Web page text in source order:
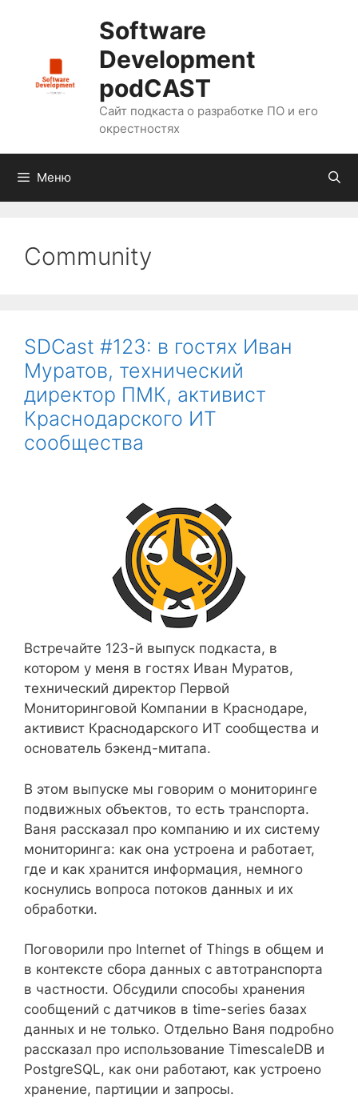
Software
Development
podCAST
Сайт подкаста о разработке ПО и его
окрестностях
Меню
Community
SDCast #123: в гостях Иван
Муратов, технический
директор ПМК, активист
Краснодарского ИТ
сообщества
Встречайте 123-й выпуск подкаста, в
котором у меня в гостях Иван Муратов,
технический директор Первой
Мониторинговой Компании в Краснодаре,
активист Краснодарского ИТ сообщества и
основатель бэкенд-митапа.
В этом выпуске мы говорим о мониторинге
подвижных объектов, то есть транспорта.
Ваня рассказал про компанию и их систему
мониторинга: как она устроена и работает,
где и как хранится информация, немного
коснулись вопроса потоков данных и их
обработки.
Поговорили про Internet of Things в общем и
в контексте сбора данных с автотранспорта
в частности. Обсудили способы хранения
сообщений с датчиков в time-series базах
данных и не только. Отдельно Ваня подробно
рассказал про использование TimescaleDB и
PostgreSQL, как они работают, как устроено
хранение, партиции и запросы.